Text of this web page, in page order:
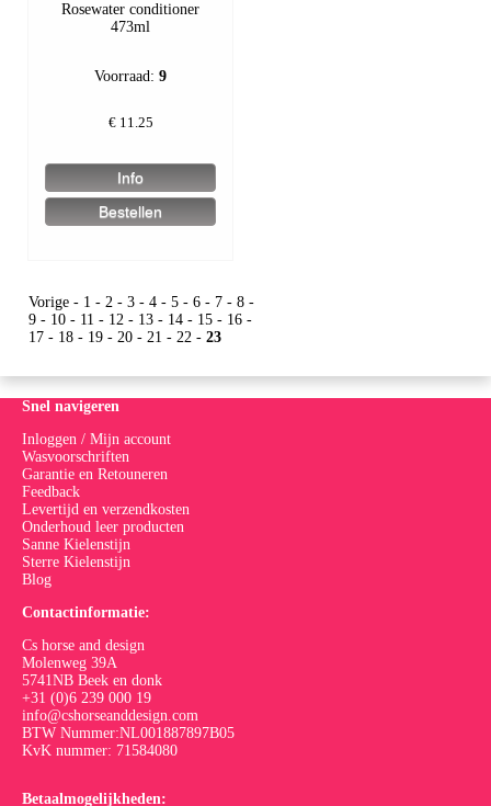
Rosewater conditioner
473ml
Voorraad:9
€ 11.25
Vorige - 1 - 2 - 3 - 4 - 5 - 6 - 7 - 8 -
9 - 10 - 11 - 12 - 13 - 14 - 15 - 16 -
17 - 18 - 19 - 20 - 21 - 22 - 23
Snel navigeren
Inloggen / Mijn account
Wasvoorschriften
Garantie en Retouneren
Feedback
Levertijd en verzendkosten
Onderhoud leer producten
Sanne Kielenstijn
Sterre Kielenstijn
Blog
Contactinformatie:
Cs horse and design
Molenweg 39A
5741NB Beek en donk
+31 (0)6 239 000 19
info@cshorseanddesign.com
BTW Nummer:NL001887897B05
KvK nummer: 71584080
Betaalmogelijkheden: